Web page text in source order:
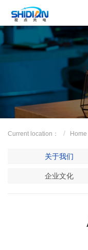
Current location： Home
关于我们
企业文化